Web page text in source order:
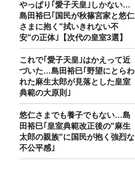
やっぱり｢愛子天皇｣しかない…
島田裕巳｢国民が秋篠宮家と悠仁
さまに抱く"拭いきれない不
安"の正体｣【次代の皇室3選】
これで｢愛子天皇｣はかえって近
づいた…島田裕巳｢野望にとらわ
れた麻生太郎が見落とした皇室
典範の大原則｣
悠仁さまでも養子でもない…島
田裕巳｢皇室典範改正後の"麻生
太郎の親族"に国民が抱く強烈な
不公平感｣